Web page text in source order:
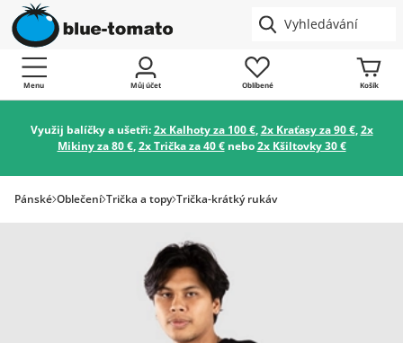
Menu Můj účet Oblíbené Košík
Využij balíčky a ušetři:2x Kalhoty za 100 €,2x Kraťasy za 90 €,2x
Mikiny za 80 €,2x Trička za 40 €nebo2x Kšiltovky 30 €
Pánské Oblečení Trička a topy Trička-krátký rukáv